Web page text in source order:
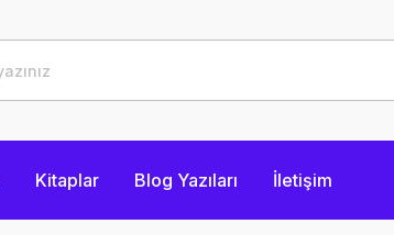
Kitaplar Blog Yazıları İletişim